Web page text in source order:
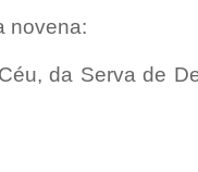
novena:
da Serva de